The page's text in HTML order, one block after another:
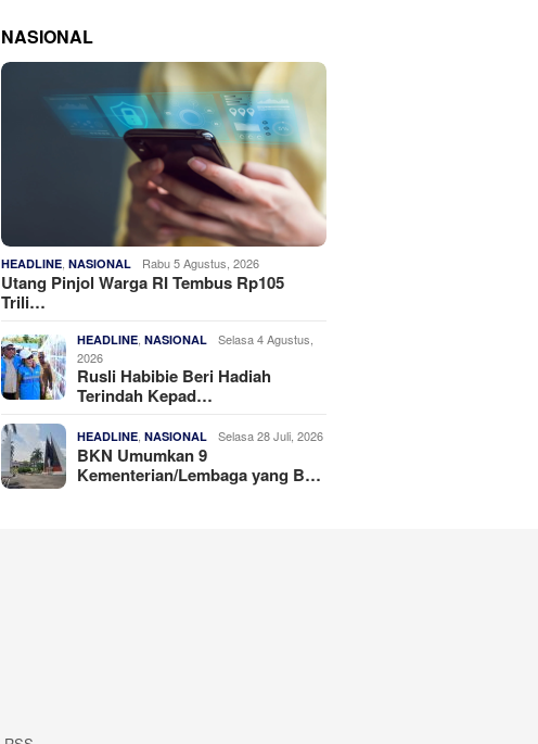
NASIONAL
HEADLINE ,NASIONAL Rabu 5 Agustus, 2026
Utang Pinjol Warga RI Tembus Rp105
Trili…
HEADLINE ,NASIONAL
Selasa 4 Agustus,
2026
Rusli Habibie Beri Hadiah
Terindah Kepad…
HEADLINE ,NASIONAL Selasa 28 Juli, 2026
BKN Umumkan 9
Kementerian/Lembaga yang B…